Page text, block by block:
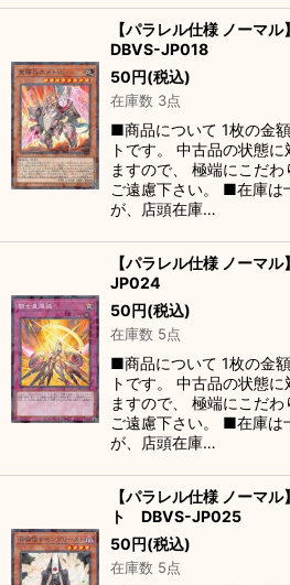
【パラレル仕様 ノーマ
DBVS-JP018
50円(税込)
在庫数 3点
■商品について 1枚の金
トです。 中古品の状態
ますので、 極端にこだ
ご遠慮下さい。 ■在庫は
が、店頭在庫…
【パラレル仕様 ノーマ
JP024
50円(税込)
在庫数 5点
■商品について 1枚の金
トです。 中古品の状態
ますので、 極端にこだ
ご遠慮下さい。 ■在庫は
が、店頭在庫…
【パラレル仕様 ノーマ
ト DBVS-JP025
50円(税込)
在庫数 5点